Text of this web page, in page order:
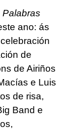
Palabras
ano: ás
de
de Airiños
e Luis
de risa,
Band e